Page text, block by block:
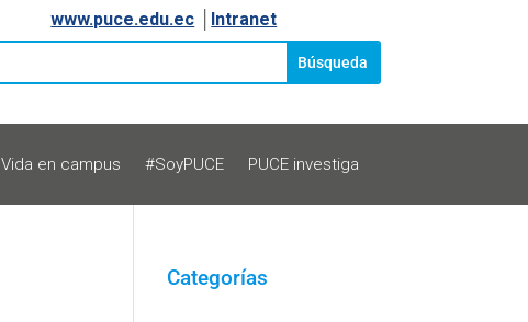
www.puce.edu.ec Intranet
Vida en campus #SoyPUCE PUCE investiga
Categorías